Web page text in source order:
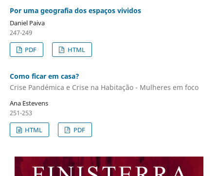
Por uma geografia dos espaços vividos
Daniel Paiva
247-249
PDF
HTML
Como ficar em casa?
Crise Pandémica e Crise na Habitação - Mulheres em foco
Ana Estevens
251-253
HTML
PDF